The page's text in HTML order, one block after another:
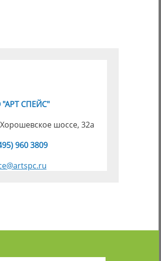
СПЕЙС"
шоссе, 32а
960 3809